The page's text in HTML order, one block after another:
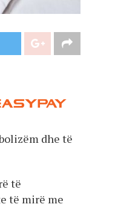
dhe të
të
të mirë me